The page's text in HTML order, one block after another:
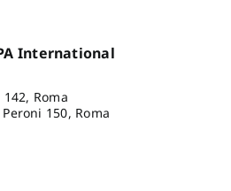
International
Roma
150, Roma